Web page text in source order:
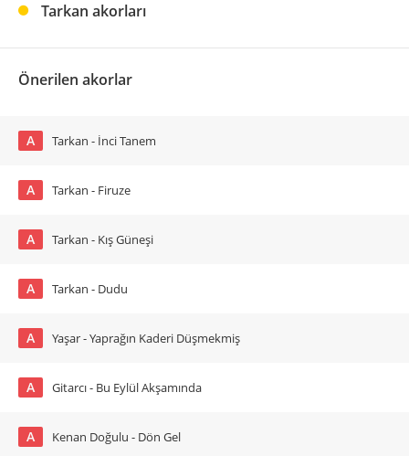
Tarkan akorları
Önerilen akorlar
A Tarkan - İnci Tanem
A Tarkan - Firuze
A Tarkan - Kış Güneşi
A Tarkan - Dudu
A Yaşar - Yaprağın Kaderi Düşmekmiş
A Gitarcı - Bu Eylül Akşamında
A Kenan Doğulu - Dön Gel